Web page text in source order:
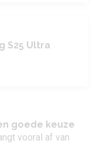
S25 Ultra
goede keuze
vooral af van